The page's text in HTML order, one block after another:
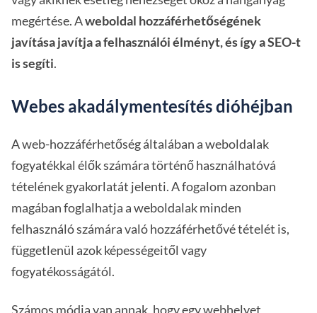
megértése. Aweboldal hozzáférhetőségének
javítása javítja a felhasználói élményt, és így a SEO-t
is segíti.
Webes akadálymentesítés dióhéjban
A web-hozzáférhetőség általában a weboldalak
fogyatékkal élők számára történő használhatóvá
tételének gyakorlatát jelenti. A fogalom azonban
magában foglalhatja a weboldalak minden
felhasználó számára való hozzáférhetővé tételét is,
függetlenül azok képességeitől vagy
fogyatékosságától.
Számos módja van annak, hogyegy webhelyet